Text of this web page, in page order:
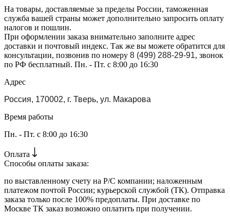
На товары, доставляемые за пределы России, таможенная
служба вашей страны может дополнительно запросить оплату
налогов и пошлин.
При оформлении заказа внимательно заполните адрес
доставки и почтовый индекс. Так же вы можете обратится для
консультации, позвонив по номеру 8 (499) 288-29-91, звонок
по РФ бесплатный. Пн. - Пт. с 8:00 до 16:30
Адрес
Россия, 170002, г. Тверь, ул. Макарова
Время работы
Пн. - Пт. с 8:00 до 16:30
Оплата
Способы оплаты заказа:
по выставленному счету на Р/С компании; наложенным
платежом почтой России; курьерской службой (ТК). Отправка
заказа только после 100% предоплаты. При доставке по
Москве ТК заказ возможно оплатить при получении.